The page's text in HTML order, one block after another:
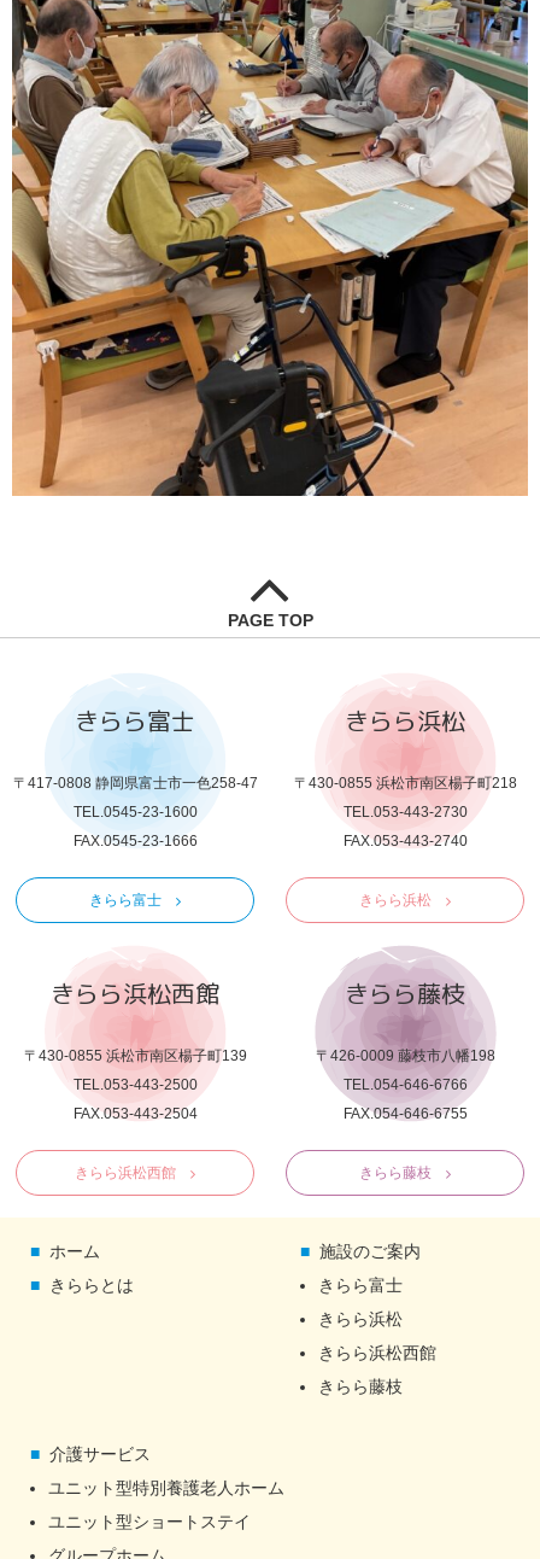
PAGE TOP
きらら富士
〒417-0808 静岡県富士市一色258-47
TEL.0545-23-1600
FAX.0545-23-1666
きらら富士
きらら浜松
〒430-0855 浜松市南区楊子町218
TEL.053-443-2730
FAX.053-443-2740
きらら浜松
きらら浜松西館
〒430-0855 浜松市南区楊子町139
TEL.053-443-2500
FAX.053-443-2504
きらら浜松西館
きらら藤枝
〒426-0009 藤枝市八幡198
TEL.054-646-6766
FAX.054-646-6755
きらら藤枝
ホーム
きららとは
施設のご案内
きらら富士
きらら浜松
きらら浜松西館
きらら藤枝
介護サービス
ユニット型特別養護老人ホーム
ユニット型ショートステイ